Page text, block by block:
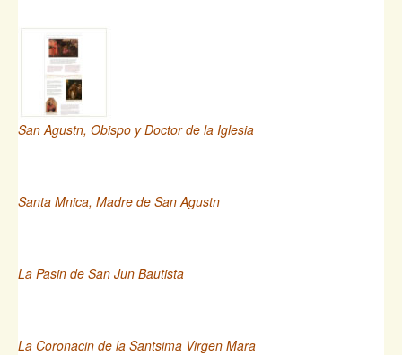
San Agustn, Obispo y Doctor de la Iglesia
Santa Mnica, Madre de San Agustn
La Pasin de San Jun Bautista
La Coronacin de la Santsima Virgen Mara